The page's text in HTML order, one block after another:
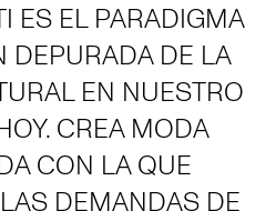
ES EL PARADIGMA
DEPURADA DE LA
EN NUESTRO
CREA MODA
CON LA QUE
DEMANDAS DE